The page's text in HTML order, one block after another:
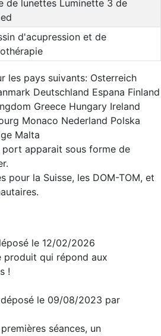
de lunettes Luminette 3 de
d'acupression et de
les pays suivants: Osterreich
Deutschland Espana Finland
Greece Hungary Ireland
Monaco Nederland Polska
Malta
apparait sous forme de
pour la Suisse, les DOM-TOM, et
le 12/02/2026
produit qui répond aux
!
déposé le 09/08/2023 par
séances, un